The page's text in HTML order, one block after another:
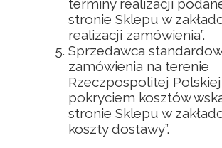
terminy realizacji
stronie Sklepu w
realizacji zamówienia”.
Sprzedawca
zamówienia na terenie
Rzeczpospolitej
pokryciem kosztów
stronie Sklepu w
koszty dostawy”.